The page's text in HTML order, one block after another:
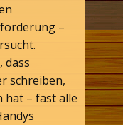
–
dass
schreiben,
hat – fast alle